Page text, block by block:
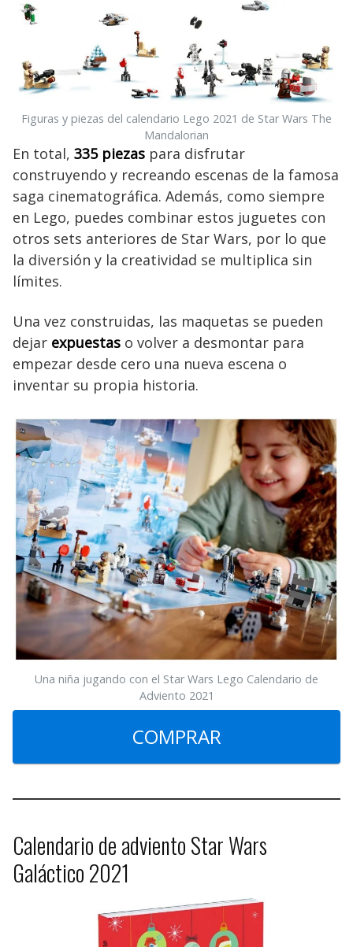
Figuras y piezas del calendario Lego 2021 de Star Wars The
Mandalorian
En total, 335 piezas para disfrutar
construyendo y recreando escenas de la famosa
saga cinematográfica. Además, como siempre
en Lego, puedes combinar estos juguetes con
otros sets anteriores de Star Wars, por lo que
la diversión y la creatividad se multiplica sin
límites.
Una vez construidas, las maquetas se pueden
dejar expuestas o volver a desmontar para
empezar desde cero una nueva escena o
inventar su propia historia.
Una niña jugando con el Star Wars Lego Calendario de
Adviento 2021
COMPRAR
Calendario de adviento Star Wars
Galáctico 2021